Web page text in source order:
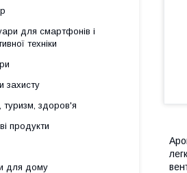
для смартфонів і
техніки
захисту
туризм, здоров'я
продукти
для дому